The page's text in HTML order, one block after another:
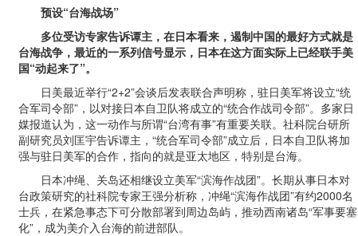
预设“台海战场”
多位受访专家告诉谭主，在日本看来，遏制中国的最好方式就是
台海战争，最近的一系列信号显示，日本在这方面实际上已经联手美
国“动起来了”。
日美最近举行“2+2”会谈后发表联合声明称，驻日美军将设立“统
合军司令部”，以对接日本自卫队将成立的“统合作战司令部”。多家日
媒报道认为，这一动作与所谓“台湾有事”有重要关联。社科院台研所
副研究员刘匡宇告诉谭主，“统合军司令部”成立后，日本自卫队将加
强与驻日美军的合作，指向的就是亚太地区，特别是台海。
日本冲绳、关岛还相继设立美军“滨海作战团”。长期从事日本对
台政策研究的社科院专家王强分析称，冲绳“滨海作战团”有约2000名
士兵，在紧急事态下可分散部署到周边岛屿，推动西南诸岛“军事要塞
化”，成为美介入台海的前进部队。